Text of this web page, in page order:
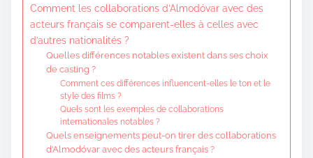
Comment les collaborations d’Almodóvar avec des
acteurs français se comparent-elles à celles avec
d’autres nationalités ?
Quelles différences notables existent dans ses choix
de casting ?
Comment ces différences influencent-elles le ton et le
style des films ?
Quels sont les exemples de collaborations
internationales notables ?
Quels enseignements peut-on tirer des collaborations
d’Almodóvar avec des acteurs français ?